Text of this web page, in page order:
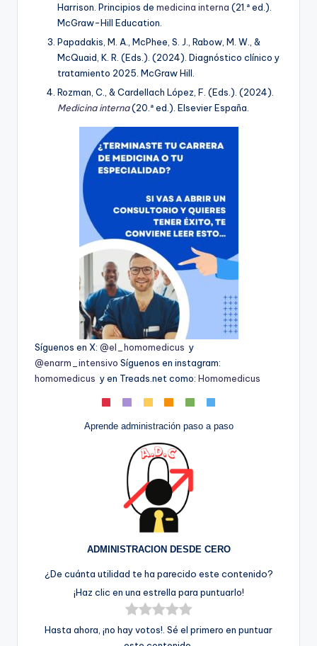
Harrison. Principios de medicina interna (21.ª ed.).
McGraw-Hill Education.
Papadakis, M. A., McPhee, S. J., Rabow, M. W., &
McQuaid, K. R. (Eds.). (2024). Diagnóstico clínico y
tratamiento 2025. McGraw Hill.
Rozman, C., & Cardellach López, F. (Eds.). (2024).
Medicina interna(20.ª ed.). Elsevier España.
Síguenos en X: @el_homomedicus y
@enarm_intensivo Síguenos en instagram:
homomedicus y en Treads.net como: Homomedicus
Aprende administración paso a paso
ADMINISTRACION DESDE CERO
¿De cuánta utilidad te ha parecido este contenido?
¡Haz clic en una estrella para puntuarlo!
Hasta ahora, ¡no hay votos!. Sé el primero en puntuar